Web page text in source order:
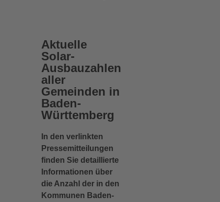
Aktuelle
Solar-
Ausbauzahlen
aller
Gemeinden in
Baden-
Württemberg
In den verlinkten
Pressemitteilungen
finden Sie detaillierte
Informationen über
die Anzahl der in den
Kommunen Baden-